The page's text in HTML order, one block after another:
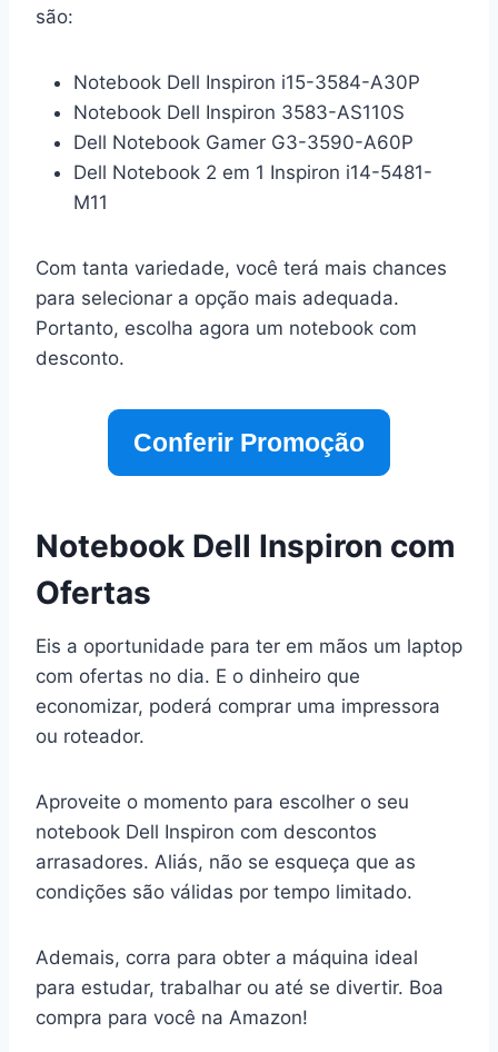
são:
Notebook Dell Inspiron i15-3584-A30P
Notebook Dell Inspiron 3583-AS110S
Dell Notebook Gamer G3-3590-A60P
Dell Notebook 2 em 1 Inspiron i14-5481-
M11
Com tanta variedade, você terá mais chances
para selecionar a opção mais adequada.
Portanto, escolha agora um notebook com
desconto.
Conferir Promoção
Notebook Dell Inspiron com
Ofertas
Eis a oportunidade para ter em mãos um laptop
com ofertas no dia. E o dinheiro que
economizar, poderá comprar uma impressora
ou roteador.
Aproveite o momento para escolher o seu
notebook Dell Inspiron com descontos
arrasadores. Aliás, não se esqueça que as
condições são válidas por tempo limitado.
Ademais, corra para obter a máquina ideal
para estudar, trabalhar ou até se divertir. Boa
compra para você na Amazon!